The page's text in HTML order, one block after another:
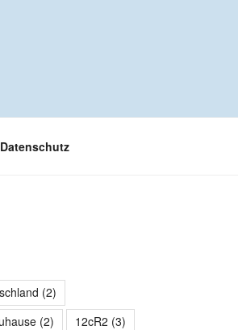
Datenschutz
(2)
(2) 12cR2 (3)